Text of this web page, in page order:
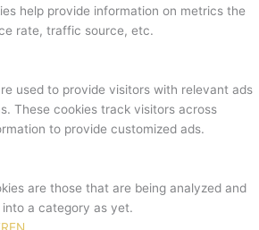
help provide information on metrics the
rate, traffic source, etc.
used to provide visitors with relevant ads
These cookies track visitors across
to provide customized ads.
are those that are being analyzed and
a category as yet.